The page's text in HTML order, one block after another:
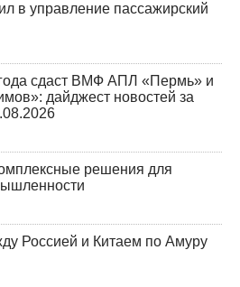
в управление пассажирский
сдаст ВМФ АПЛ «Пермь» и
дайджест новостей за
решения для
Россией и Китаем по Амуру